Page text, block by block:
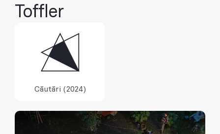
Toffler
Căutări (2024)